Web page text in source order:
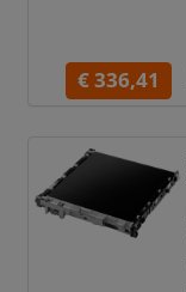
€ 336,41